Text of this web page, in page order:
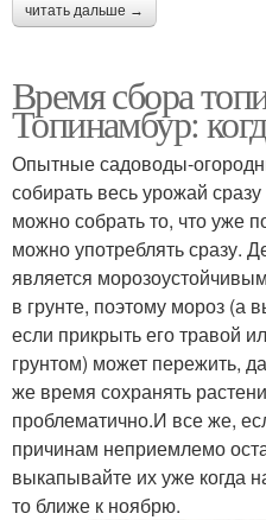
читать дальше →
Время сбора
Топинамбур:
Опытные садоводы-
собирать весь урожай
можно собрать то, что уже
можно употреблять сразу.
является
в грунте, поэтому мороз (а
если прикрыть его травой
грунтом) может пережить,
же время сохранять
проблематично.И все же,
причинам неприемлемо
выкапывайте их уже когда
то ближе к ноябрю.